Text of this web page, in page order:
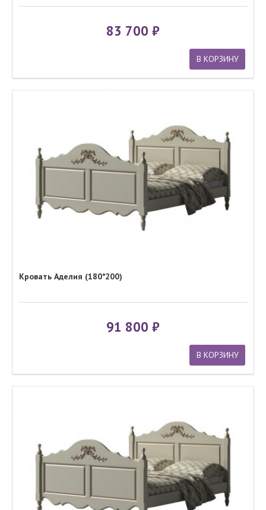
83 700
В КОРЗИНУ
Кровать Аделия (180*200)
91 800
В КОРЗИНУ